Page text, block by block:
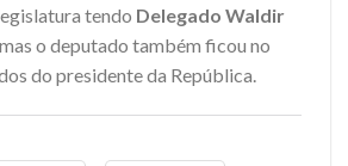
tendo Delegado Waldir
o deputado também ficou no
do presidente da República.